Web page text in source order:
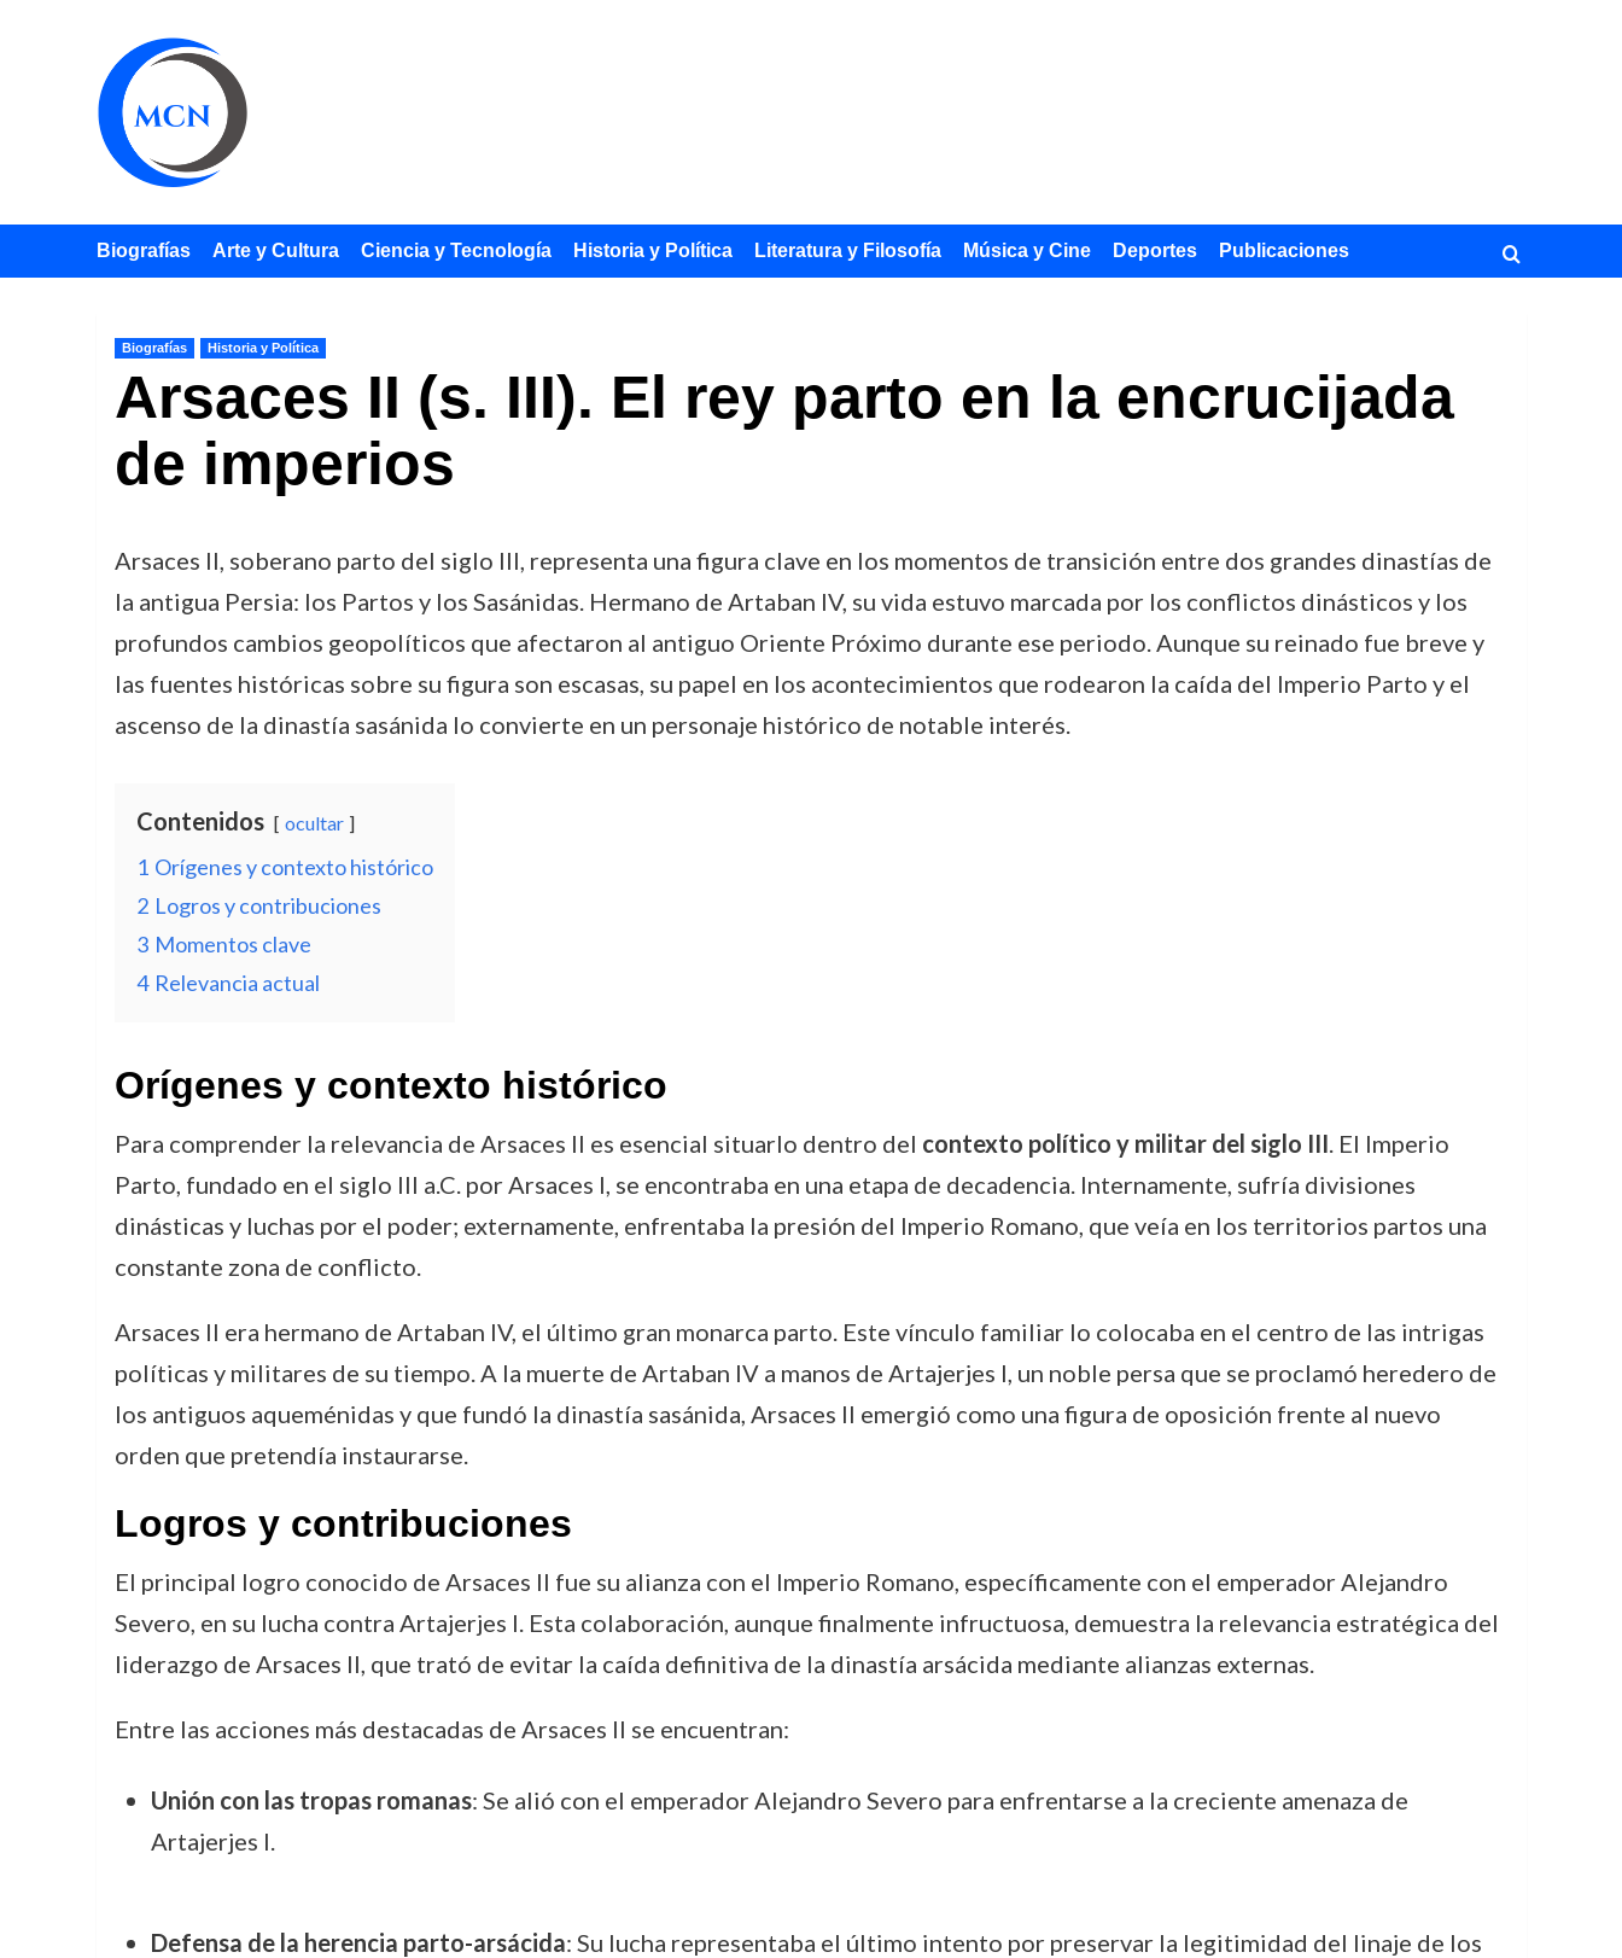
Biografías Arte y Cultura Ciencia y Tecnología Historia y Política Literatura y Filosofía Música y Cine Deportes Publicaciones
Biografías Historia y Política
Arsaces II (s. III). El rey parto en la encrucijada
de imperios
Arsaces II, soberano parto del siglo III, representa una figura clave en los momentos de transición entre dos grandes dinastías de
la antigua Persia: los Partos y los Sasánidas. Hermano de Artaban IV, su vida estuvo marcada por los conflictos dinásticos y los
profundos cambios geopolíticos que afectaron al antiguo Oriente Próximo durante ese periodo. Aunque su reinado fue breve y
las fuentes históricas sobre su figura son escasas, su papel en los acontecimientos que rodearon la caída del Imperio Parto y el
ascenso de la dinastía sasánida lo convierte en un personaje histórico de notable interés.
Contenidos ocultar
1 Orígenes y contexto histórico
2 Logros y contribuciones
3 Momentos clave
4 Relevancia actual
Orígenes y contexto histórico
Para comprender la relevancia de Arsaces II es esencial situarlo dentro del contexto político y militar del siglo III. El Imperio
Parto, fundado en el siglo III a.C. por Arsaces I, se encontraba en una etapa de decadencia. Internamente, sufría divisiones
dinásticas y luchas por el poder; externamente, enfrentaba la presión del Imperio Romano, que veía en los territorios partos una
constante zona de conflicto.
Arsaces II era hermano de Artaban IV, el último gran monarca parto. Este vínculo familiar lo colocaba en el centro de las intrigas
políticas y militares de su tiempo. A la muerte de Artaban IV a manos de Artajerjes I, un noble persa que se proclamó heredero de
los antiguos aqueménidas y que fundó la dinastía sasánida, Arsaces II emergió como una figura de oposición frente al nuevo
orden que pretendía instaurarse.
Logros y contribuciones
El principal logro conocido de Arsaces II fue su alianza con el Imperio Romano, específicamente con el emperador Alejandro
Severo, en su lucha contra Artajerjes I. Esta colaboración, aunque finalmente infructuosa, demuestra la relevancia estratégica del
liderazgo de Arsaces II, que trató de evitar la caída definitiva de la dinastía arsácida mediante alianzas externas.
Entre las acciones más destacadas de Arsaces II se encuentran:
Unión con las tropas romanas: Se alió con el emperador Alejandro Severo para enfrentarse a la creciente amenaza de
Artajerjes I.
Defensa de la herencia parto-arsácida: Su lucha representaba el último intento por preservar la legitimidad del linaje de los